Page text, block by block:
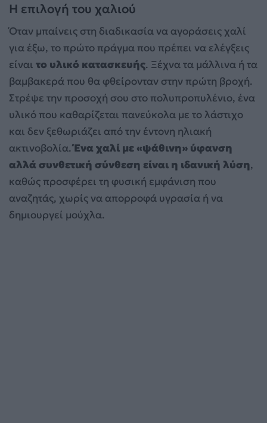
Η επιλογή του χαλιού
Όταν μπαίνεις στη διαδικασία να αγοράσεις χαλί
για έξω, το πρώτο πράγμα που πρέπει να ελέγξεις
είναι το υλικό κατασκευής. Ξέχνα τα μάλλινα ή τα
βαμβακερά που θα φθείρονταν στην πρώτη βροχή.
Στρέψε την προσοχή σου στο πολυπροπυλένιο, ένα
υλικό που καθαρίζεται πανεύκολα με το λάστιχο
και δεν ξεθωριάζει από την έντονη ηλιακή
ακτινοβολία.Ένα χαλί με «ψάθινη» ύφανση
αλλά συνθετική σύνθεση είναι η ιδανική λύση,
καθώς προσφέρει τη φυσική εμφάνιση που
αναζητάς, χωρίς να απορροφά υγρασία ή να
δημιουργεί μούχλα.